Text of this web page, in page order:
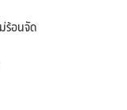
ร้อนจัด